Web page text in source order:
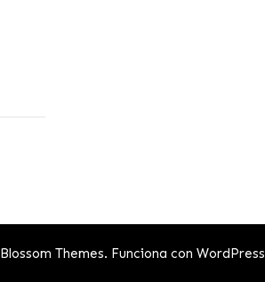
Blossom Themes. Funciona con WordPress